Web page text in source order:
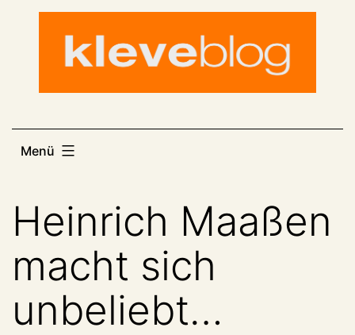
Menü
Heinrich Maaßen
macht sich
unbeliebt…